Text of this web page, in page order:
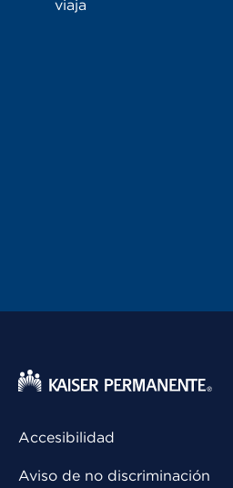
viaja
Accesibilidad
Aviso de no discriminación